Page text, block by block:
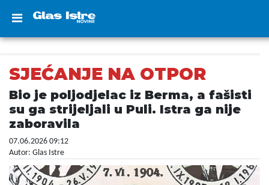
SJEĆANJE NA OTPOR
Bio je poljodjelac iz Berma, a fašisti
su ga strijeljali u Puli. Istra ga nije
zaboravila
07.06.2026 09:12
Autor: Glas Istre